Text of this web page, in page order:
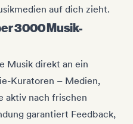
auf dich zieht.
3000 Musik-
Musik direkt an ein
Kuratoren – Medien,
aktiv nach frischen
garantiert Feedback,